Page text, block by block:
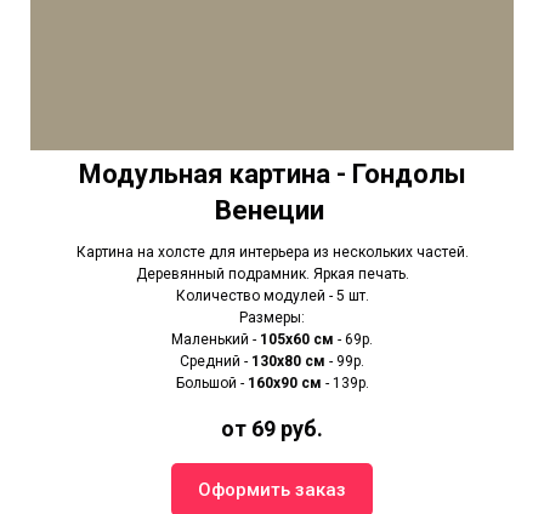
Модульная картина - Гондолы
Венеции
Картина на холсте для интерьера из нескольких частей.
Деревянный подрамник. Яркая печать.
Количество модулей - 5 шт.
Размеры:
Маленький - 105х60 см - 69р.
Средний - 130х80 см - 99р.
Большой - 160х90 см - 139р.
от 69 руб.
Оформить заказ